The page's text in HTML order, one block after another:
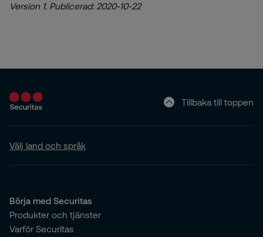
Version 1. Publicerad: 2020-10-22
Tillbaka till toppen
Välj land och språk
Börja med Securitas
Produkter och tjänster
Varför Securitas